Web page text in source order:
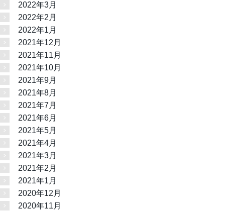
2022年3月
2022年2月
2022年1月
2021年12月
2021年11月
2021年10月
2021年9月
2021年8月
2021年7月
2021年6月
2021年5月
2021年4月
2021年3月
2021年2月
2021年1月
2020年12月
2020年11月